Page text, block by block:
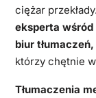
ciężar
eksperta
biur
którzy chętnie
Tłumaczenia